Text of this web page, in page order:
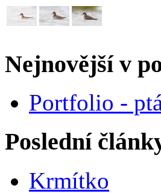
Nejnovější v
Portfolio -
Poslední
Krmítko